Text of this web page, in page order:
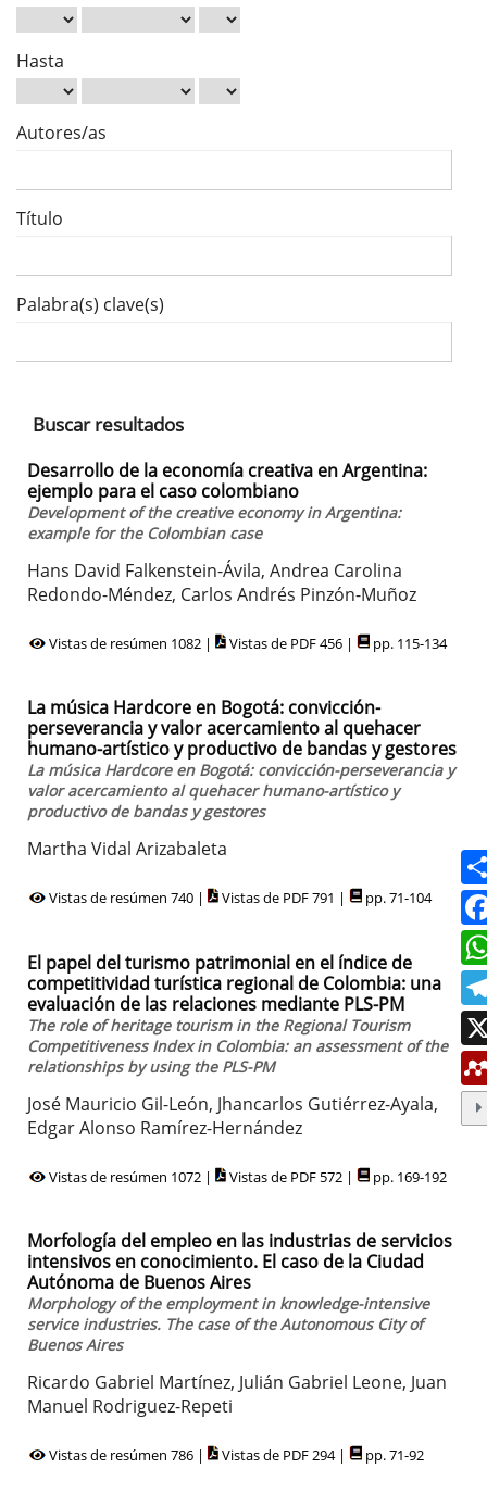
Hasta
Autores/as
Título
Palabra(s) clave(s)
Buscar resultados
Desarrollo de la economía creativa en Argentina:
ejemplo para el caso colombiano
Development of the creative economy in Argentina:
example for the Colombian case
Hans David Falkenstein-Ávila, Andrea Carolina
Redondo-Méndez, Carlos Andrés Pinzón-Muñoz
Vistas de resúmen 1082 | Vistas de PDF 456 | pp. 115-134
La música Hardcore en Bogotá: convicción-
perseverancia y valor acercamiento al quehacer
humano-artístico y productivo de bandas y gestores
La música Hardcore en Bogotá: convicción-perseverancia y
valor acercamiento al quehacer humano-artístico y
productivo de bandas y gestores
Martha Vidal Arizabaleta
Vistas de resúmen 740 | Vistas de PDF 791 | pp. 71-104
El papel del turismo patrimonial en el índice de
competitividad turística regional de Colombia: una
evaluación de las relaciones mediante PLS-PM
The role of heritage tourism in the Regional Tourism
Competitiveness Index in Colombia: an assessment of the
relationships by using the PLS-PM
José Mauricio Gil-León, Jhancarlos Gutiérrez-Ayala,
Edgar Alonso Ramírez-Hernández
Vistas de resúmen 1072 | Vistas de PDF 572 | pp. 169-192
Morfología del empleo en las industrias de servicios
intensivos en conocimiento. El caso de la Ciudad
Autónoma de Buenos Aires
Morphology of the employment in knowledge-intensive
service industries. The case of the Autonomous City of
Buenos Aires
Ricardo Gabriel Martínez, Julián Gabriel Leone, Juan
Manuel Rodriguez-Repeti
Vistas de resúmen 786 | Vistas de PDF 294 | pp. 71-92